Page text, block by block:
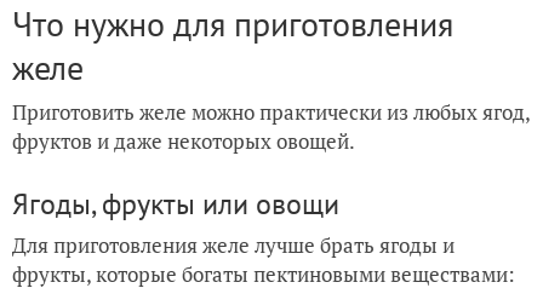
Что нужно для приготовления
желе
Приготовить желе можно практически из любых ягод,
фруктов и даже некоторых овощей.
Ягоды, фрукты или овощи
Для приготовления желе лучше брать ягоды и
фрукты, которые богаты пектиновыми веществами: